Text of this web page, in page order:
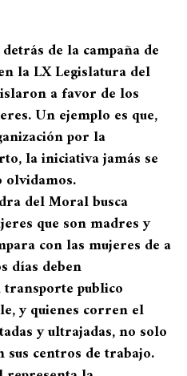
de la campaña de
la LX Legislatura del
a favor de los
Un ejemplo es que,
por la
la iniciativa jamás se
olvidamos.
del Moral busca
que son madres y
con las mujeres de a
días deben
publico
y quienes corren el
y ultrajadas, no solo
sus centros de trabajo.